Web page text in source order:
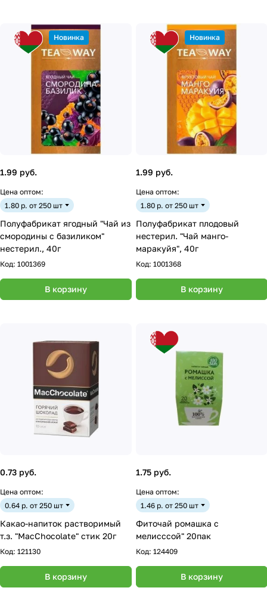
Новинка
1.99 руб.
Цена оптом:
1.80 р. от 250 шт
Полуфабрикат ягодный "Чай из
смородины с базиликом"
нестерил., 40г
Код: 1001369
В корзину
Новинка
1.99 руб.
Цена оптом:
1.80 р. от 250 шт
Полуфабрикат плодовый
нестерил. "Чай манго-
маракуйя", 40г
Код: 1001368
В корзину
0.73 руб.
Цена оптом:
0.64 р. от 250 шт
Какао-напиток растворимый
т.з. "MacChocolate" стик 20г
Код: 121130
В корзину
1.75 руб.
Цена оптом:
1.46 р. от 250 шт
Фиточай ромашка с
мелисссой" 20пак
Код: 124409
В корзину